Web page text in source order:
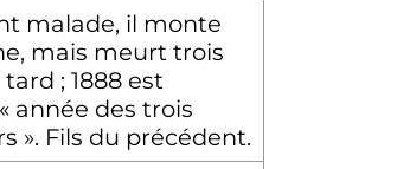
malade, il monte
mais meurt trois
tard ; 1888 est
année des trois
». Fils du précédent.